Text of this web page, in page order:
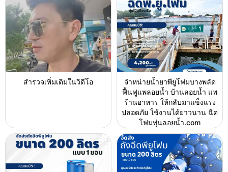
สำรวจเพิ่มเติมในวิดีโอ
จำหน่ายน้ำยาพียูโฟมบางพลัด
ฟื้นฟูแพลอยน้ำ บ้านลอยน้ำ แพ
ร้านอาหาร ให้กลับมาแข็งแรง
ปลอดภัย ใช้งานได้ยาวนาน ฉีด
โฟมทุ่นลอยน้ำ.com